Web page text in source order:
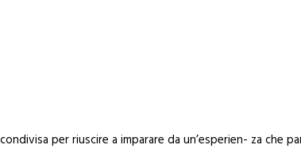
per riuscire a imparare da un’esperien- za che